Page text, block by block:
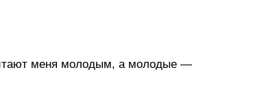
меня молодым, а молодые —